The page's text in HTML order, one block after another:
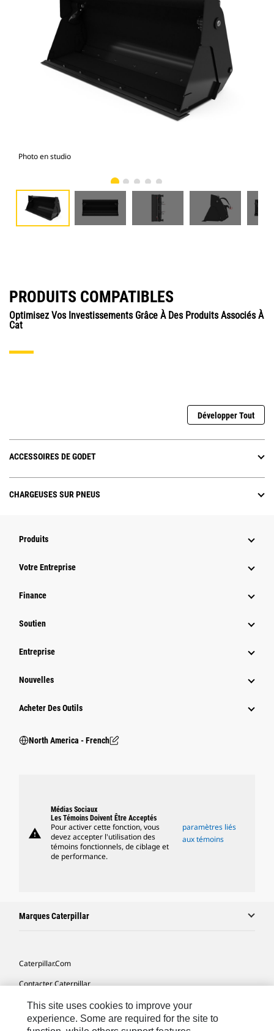
Photo en studio
PRODUITS COMPATIBLES
Optimisez Vos Investissements Grâce À Des Produits Associés À
Cat
Développer Tout
ACCESSOIRES DE GODET
CHARGEUSES SUR PNEUS
Produits
Votre Entreprise
Finance
Soutien
Entreprise
Nouvelles
Acheter Des Outils
North America - French
warning
Médias Sociaux
Les Témoins Doivent Être Acceptés
Pour activer cette fonction, vous
devez accepter l'utilisation des
témoins fonctionnels, de ciblage et
de performance.
paramètres liés
aux témoins
Marques Caterpillar
Caterpillar.com
Contacter Caterpillar
Mes Préférences Marketing
Plan Du Site
This site uses cookies to improve your
experience. Some are required for the site to